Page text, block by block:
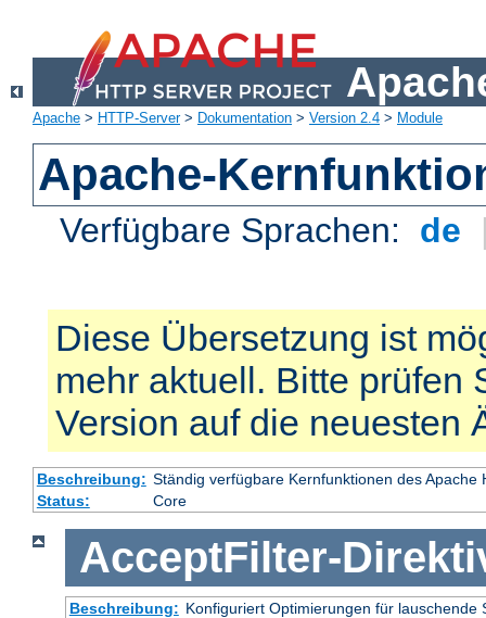
Apache > HTTP-Server> Dokumentation > Version 2.4 > Module
Apache-
Verfügbare Sprachen: de
Diese Übersetzung ist
mehr aktuell. Bitte prüfen
Version auf die neuesten
Beschreibung: Ständig verfügbare Kernfunktionen des Apache
Status:
Core
AcceptFilter-
Beschreibung: Konfiguriert Optimierungen für lauschende